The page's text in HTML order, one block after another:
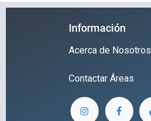
Información
Acerca de Nosotros
Contactar Áreas